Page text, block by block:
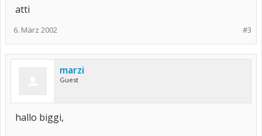
atti
#3
6. März 2002
marzi
Guest
hallo biggi,